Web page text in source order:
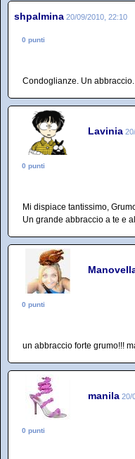
shpalmina 20/09/2010, 22:10
0 punti
Condoglianze. Un abbraccio.
Lavinia
0 punti
Mi dispiace tantissimo,
Un grande abbraccio a te e
0 punti
un abbraccio forte grumo!!!
manila 20/
0 punti